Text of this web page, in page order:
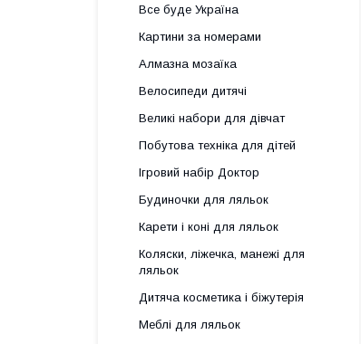
Все буде Україна
Картини за номерами
Алмазна мозаїка
Велосипеди дитячі
Великі набори для дівчат
Побутова техніка для дітей
Ігровий набір Доктор
Будиночки для ляльок
Карети і коні для ляльок
Коляски, ліжечка, манежі для
ляльок
Дитяча косметика і біжутерія
Меблі для ляльок